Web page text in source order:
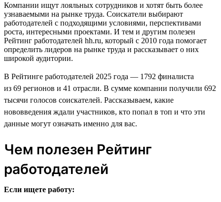
Компании ищут лояльных сотрудников и хотят быть более
узнаваемыми на рынке труда. Соискатели выбирают
работодателей с подходящими условиями, перспективами
роста, интересными проектами. И тем и другим полезен
Рейтинг работодателей hh.ru, который с 2010 года помогает
определить лидеров на рынке труда и рассказывает о них
широкой аудитории.
В Рейтинге работодателей 2025 года — 1792 финалиста
из 69 регионов и 41 отрасли. В сумме компании получили 692
тысячи голосов соискателей. Рассказываем, какие
нововведения ждали участников, кто попал в топ и что эти
данные могут означать именно для вас.
Чем полезен Рейтинг
работодателей
Если ищете работу: